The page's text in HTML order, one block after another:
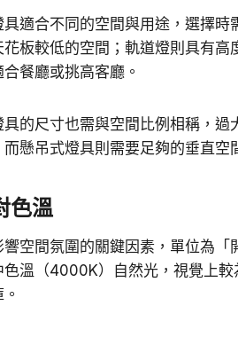
具適合不同的空間與用途，選擇
花板較低的空間；軌道燈則具有
餐廳或挑高客廳。
具的尺寸也需與空間比例相稱，
而懸吊式燈具則需要足夠的垂直空
色溫
響空間氛圍的關鍵因素，單位為
色溫（4000K）自然光，視覺上